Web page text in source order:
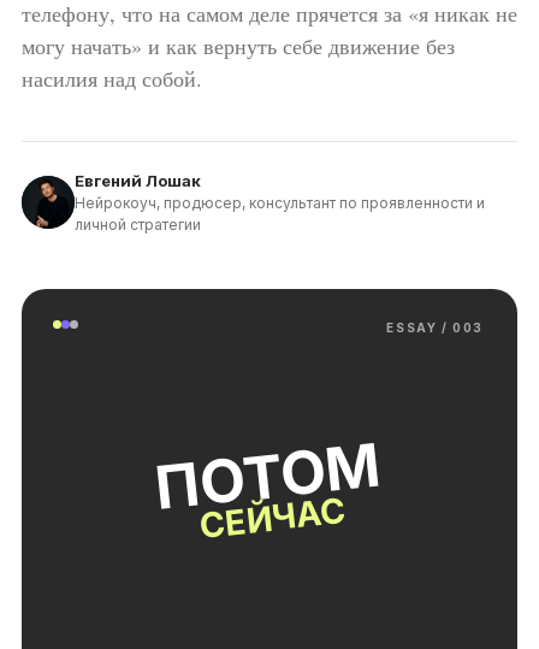
телефону, что на самом деле прячется за «я никак не
могу начать» и как вернуть себе движение без
насилия над собой.
Евгений Лошак
Нейрокоуч, продюсер, консультант по проявленности и
личной стратегии
ESSAY / 003
ПОТОМ
СЕЙЧАС